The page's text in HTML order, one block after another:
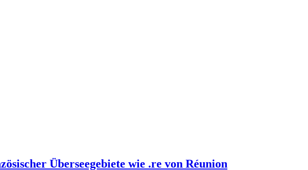
Überseegebiete wie .re von Réunion